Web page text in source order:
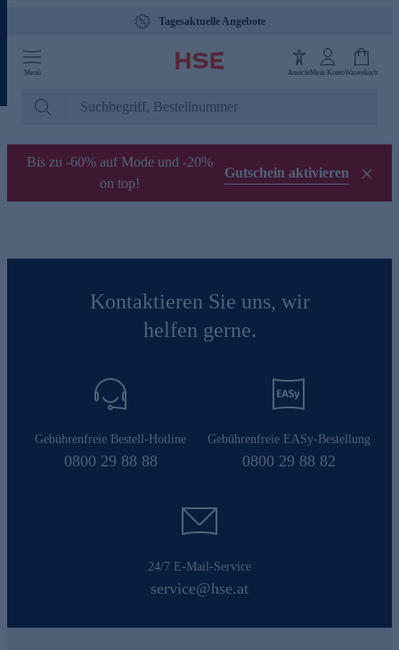
Tagesaktuelle Angebote
Menü AnsichtMein KontoWarenkorb
Bis zu -60% auf Mode und -20%
on top!
Gutschein aktivieren
Kontaktieren Sie uns, wir
helfen gerne.
Gebührenfreie Bestell-Hotline
0800 29 88 88
Gebührenfreie EASy-Bestellung
0800 29 88 82
24/7 E-Mail-Service
service@hse.at